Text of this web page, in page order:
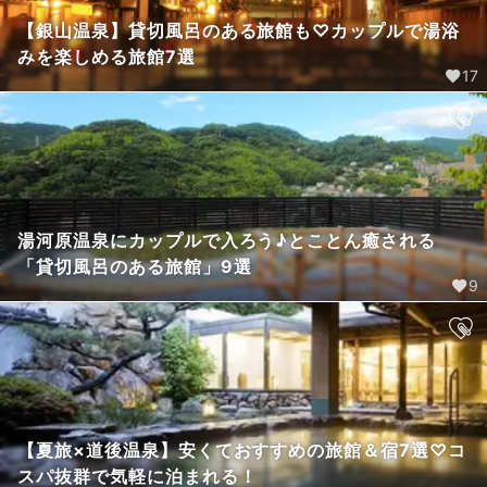
【銀山温泉】貸切風呂のある旅館も♡カップルで湯浴
みを楽しめる旅館7選
17
湯河原温泉にカップルで入ろう♪とことん癒される
「貸切風呂のある旅館」9選
9
【夏旅×道後温泉】安くておすすめの旅館＆宿7選♡コ
スパ抜群で気軽に泊まれる！